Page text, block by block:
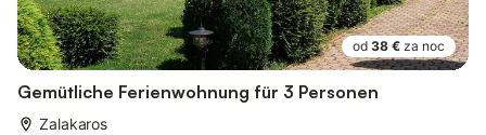
od 38 € za noc
Gemütliche Ferienwohnung für 3 Personen
Zalakaros